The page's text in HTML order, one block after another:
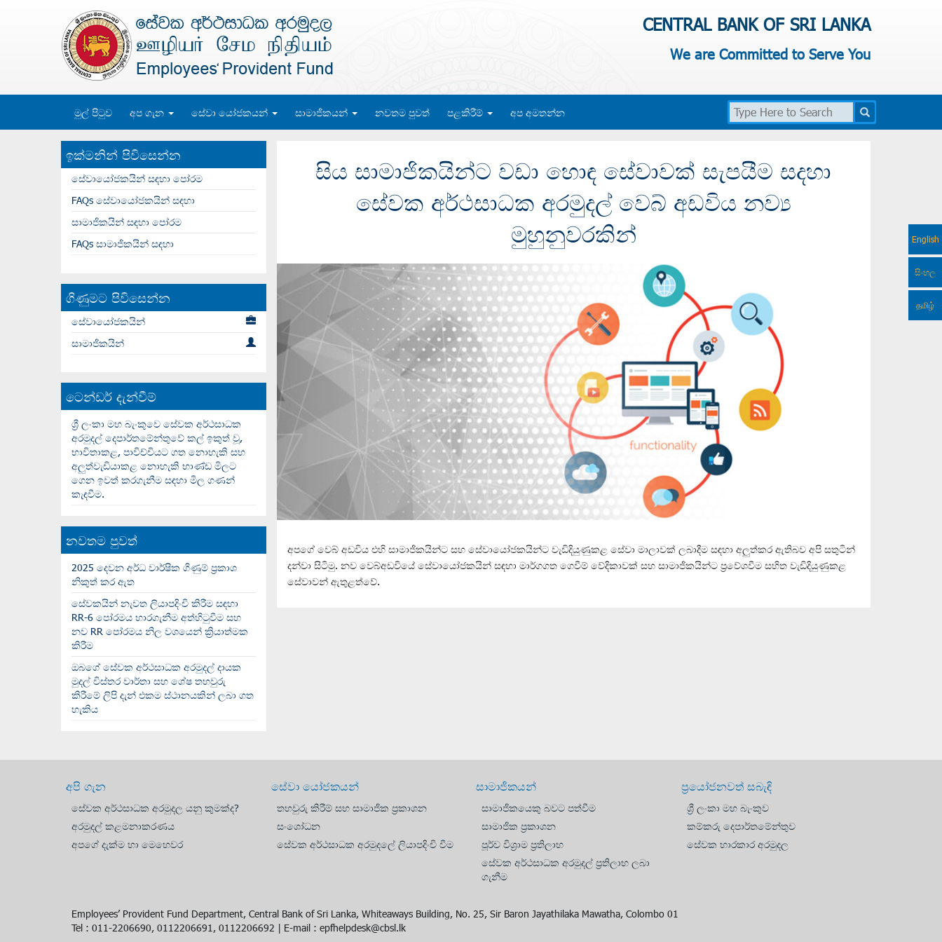
CENTRAL BANK OF SRI LANKA
We are Committed to Serve You
මුල් පිටුව අප ගැන සේවා යෝජකයන් සාමාජිකයන් නවතම පුවත් පළකිරීම් අප අමතන්න
English
සිංහල
தமிழ்
සිය සාමාජිකයින්ට වඩා හොඳ සේවාවක් සැපයීම සදහා
සේවක අර්ථසාධක අරමුදල් වෙබ් අඩවිය නව්‍ය
මුහුනුවරකින්
අපගේ වෙබ් අඩවිය එහි සාමාජිකයින්ට සහ සේවායෝජකයින්ට වැඩිදියුණුකළ සේවා මාලාවක් ලබාදීම සඳහා අලුත්කර ඇතිබව අපි සතුටින්
දන්වා සිටිමු. නව වෙබ්අඩවියේ සේවායෝජකයින් සඳහා මාර්ගගත ගෙවීම් වේදිකාවක් සහ සාමාජිකයින්ට ප්‍රවේශවීම සහිත වැඩිදියුණුකළ
සේවාවන් ඇතුළත්වේ.
ඉක්මනින් පිවිසෙන්න
සේවායෝජකයින් සඳහා පෝරම
FAQs සේවායෝජකයින් සඳහා
සාමාජිකයින් සඳහා පෝරම
FAQs සාමාජිකයින් සඳහා
ගිණුමට පිවිසෙන්න
සේවායෝජකයින්
සාමාජිකයින්
ටෙන්ඩර් දැන්වීම්
ශ්‍රී ලංකා මහ බැංකුවෙ සේවක අර්ථසාධක
අරමුදල් දෙපාර්තමේන්තුවේ කල් ඉකුත් වූ,
භාවිතාකළ, පාවිච්චියට ගත නොහැකි සහ
අලුත්වැඩියාකළ නොහැකි භාණ්ඩ මිලට
ගෙන ඉවත් කරගැනීම සඳහා මිල ගණන්
කැඳවීම.
නවතම පුවත්
2025 දෙවන අර්ධ වාර්ෂික ගිණුම් ප්‍රකාශ
නිකුත් කර ඇත
සේවකයින් නැවත ලියාපදිංචි කිරීම සඳහා
RR-6 පෝරමය භාරගැනීම අත්හිටුවීම සහ
නව RR පෝරමය නිල වශයෙන් ක්‍රියාත්මක
කිරීම
ඔබගේ සේවක අර්ථසාධක අරමුදල් දායක
මුදල් විස්තර වාර්තා සහ ශේෂ තහවුරු
කිරීමේ ලිපි දැන් එකම ස්ථානයකින් ලබා ගත
හැකිය
අපි ගැන
සේවක අර්ථසාධක අරමුදල යනු කුමක්ද?
අරමුදල් කළමනාකරණය
අපගේ දැක්ම හා මෙහෙවර
සේවා යෝජකයන්
තහවුරු කිරීම් සහ සාමාජික ප්‍රකාශන
සංශෝධන
සේවක අර්ථසාධක අරමුදලේ ලියාපදිංචි වීම
සාමාජිකයන්
සාමාජිකයෙකු බවට පත්වීම
සාමාජික ප්‍රකාශන
පූර්ව විශ්‍රාම ප්‍රතිලාභ
සේවක අර්ථසාධක අරමුදල් ප්‍රතිලාභ ලබා
ගැනීම
ප්‍රයෝජනවත් සබැඳි
ශ්‍රී ලංකා මහ බැංකුව
කම්කරු දෙපාර්තමේන්තුව
සේවක භාරකාර අරමුදල
Employees’ Provident Fund Department, Central Bank of Sri Lanka, Whiteaways Building, No. 25, Sir Baron Jayathilaka Mawatha, Colombo 01
Tel : 011-2206690, 0112206691, 0112206692 | E-mail : epfhelpdesk@cbsl.lk